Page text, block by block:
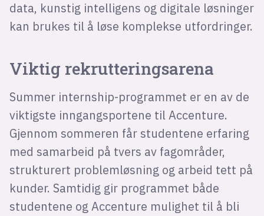
data, kunstig intelligens og digitale løsninger
kan brukes til å løse komplekse utfordringer.
Viktig rekrutteringsarena
Summer internship-programmet er en av de
viktigste inngangsportene til Accenture.
Gjennom sommeren får studentene erfaring
med samarbeid på tvers av fagområder,
strukturert problemløsning og arbeid tett på
kunder. Samtidig gir programmet både
studentene og Accenture mulighet til å bli